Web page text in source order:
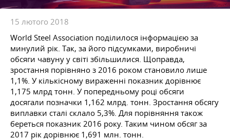
15 лютого 2018
World Steel Association поділилося інформацією за
минулий рік. Так, за його підсумками, виробничі
обсяги чавуну у світі збільшилися. Щоправда,
зростання порівняно з 2016 роком становило лише
1,1%. У кількісному вираженні показник дорівнює
1,175 млрд тонн. У попередньому році обсяги
досягали позначки 1,162 млрд. тонн. Зростання обсягу
виплавки сталі склало 5,3%. Для порівняння також
береться показник 2016 року. Таким чином обсяг за
2017 рік дорівнює 1,691 млн. тонн.